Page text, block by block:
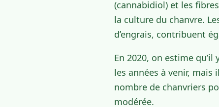
(cannabidiol) et les
la culture du chanvre.
d’engrais, contribuent
En 2020, on estime
les années à venir,
nombre de chanvriers
modérée.